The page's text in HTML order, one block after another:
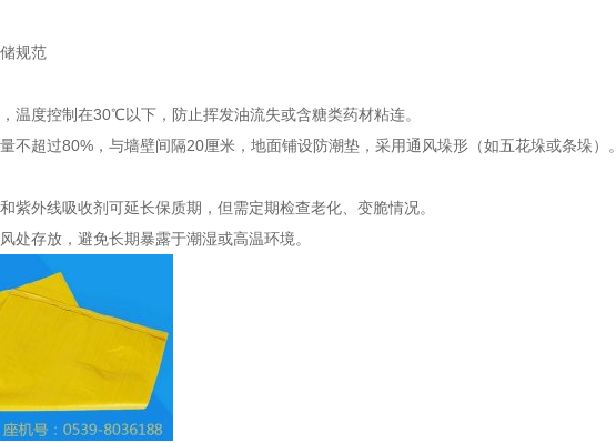
规范
温度控制在30℃以下，防止挥发油流失或含糖类药材粘连。
不超过80%，与墙壁间隔20厘米，地面铺设防潮垫，采用通风垛形（如五花垛或条垛）。
紫外线吸收剂可延长保质期，但需定期检查老化、变脆情况。
处存放，避免长期暴露于潮湿或高温环境。